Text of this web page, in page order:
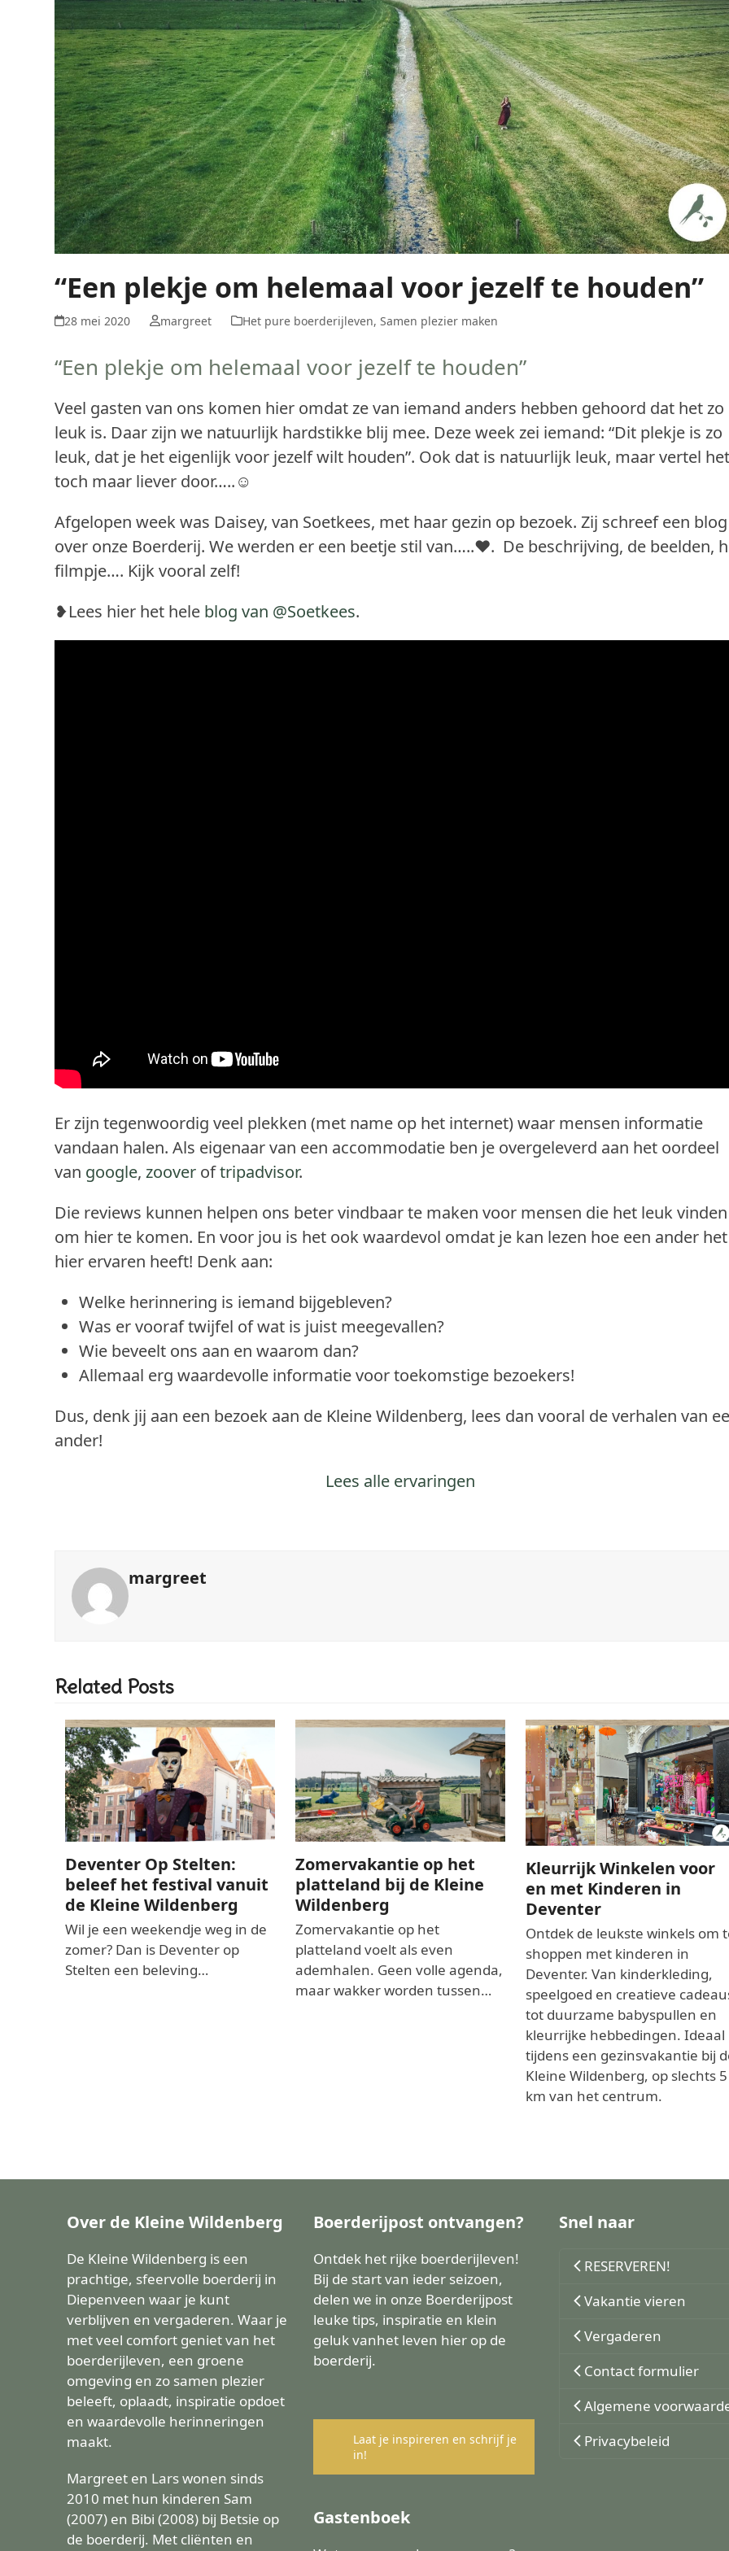
“Een plekje om helemaal voor jezelf te houden”
28 mei 2020 margreet Het pure boerderijleven, Samen plezier maken
“Een plekje om helemaal voor jezelf te houden”
Veel gasten van ons komen hier omdat ze van iemand anders hebben gehoord dat het zo
leuk is. Daar zijn we natuurlijk hardstikke blij mee. Deze week zei iemand: “Dit plekje is zo
leuk, dat je het eigenlijk voor jezelf wilt houden”. Ook dat is natuurlijk leuk, maar vertel
toch maar liever door…..☺︎
Afgelopen week was Daisey, van Soetkees, met haar gezin op bezoek. Zij schreef een blog
over onze Boerderij. We werden er een beetje stil van…..❤︎. De beschrijving, de beelden,
filmpje…. Kijk vooral zelf!
❥Lees hier het hele blog van @Soetkees.
Er zijn tegenwoordig veel plekken (met name op het internet) waar mensen informatie
vandaan halen. Als eigenaar van een accommodatie ben je overgeleverd aan het oordeel
van google,zoover oftripadvisor.
Die reviews kunnen helpen ons beter vindbaar te maken voor mensen die het leuk vinden
om hier te komen. En voor jou is het ook waardevol omdat je kan lezen hoe een ander het
hier ervaren heeft! Denk aan:
Welke herinnering is iemand bijgebleven?
Was er vooraf twijfel of wat is juist meegevallen?
Wie beveelt ons aan en waarom dan?
Allemaal erg waardevolle informatie voor toekomstige bezoekers!
Dus, denk jij aan een bezoek aan de Kleine Wildenberg, lees dan vooral de verhalen van
ander!
Lees alle ervaringen
margreet
Related Posts
Deventer Op Stelten:
beleef het festival vanuit
de Kleine Wildenberg
Wil je een weekendje weg in de
zomer? Dan is Deventer op
Stelten een beleving…
Zomervakantie op het
platteland bij de Kleine
Wildenberg
Zomervakantie op het
platteland voelt als even
ademhalen. Geen volle agenda,
maar wakker worden tussen…
Kleurrijk Winkelen voor
en met Kinderen in
Deventer
Ontdek de leukste winkels om
shoppen met kinderen in
Deventer. Van kinderkleding,
speelgoed en creatieve
tot duurzame babyspullen en
kleurrijke hebbedingen. Ideaal
tijdens een gezinsvakantie bij
Kleine Wildenberg, op slechts 5
km van het centrum.
Over de Kleine Wildenberg
De Kleine Wildenberg is een
prachtige, sfeervolle boerderij in
Diepenveen waar je kunt
verblijven en vergaderen. Waar je
met veel comfort geniet van het
boerderijleven, een groene
omgeving en zo samen plezier
beleeft, oplaadt, inspiratie opdoet
en waardevolle herinneringen
maakt.
Margreet en Lars wonen sinds
2010 met hun kinderen Sam
(2007) en Bibi (2008) bij Betsie op
de boerderij. Met cliënten en
Boerderijpost ontvangen?
Ontdek het rijke boerderijleven!
Bij de start van ieder seizoen,
delen we in onze Boerderijpost
leuke tips, inspiratie en klein
geluk vanhet leven hier op de
boerderij.
Laat je inspireren en schrijf je
in!
Gastenboek
Snel naar
RESERVEREN!
Vakantie vieren
Vergaderen
Contact formulier
Algemene
Privacybeleid